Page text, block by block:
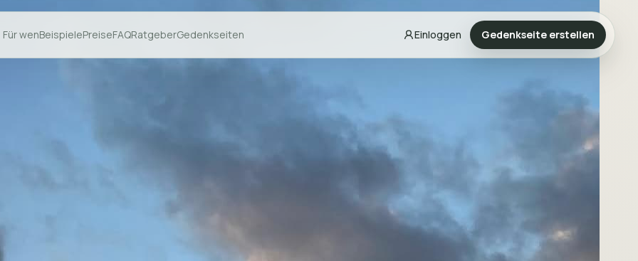
Für wenBeispielePreiseFAQRatgeberGedenkseiten Einloggen Gedenkseite erstellen